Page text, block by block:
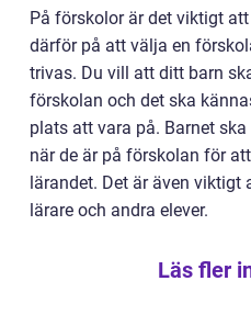
På förskolor är det viktigt
därför på att välja en
trivas. Du vill att ditt barn
förskolan och det ska
plats att vara på. Barnet
när de är på förskolan för
lärandet. Det är även
lärare och andra elever.
Läs fler